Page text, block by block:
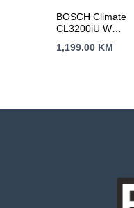
BOSCH Climate
CL3200iU W
kW,Hlađenje:-15C,
1,199.00 KM